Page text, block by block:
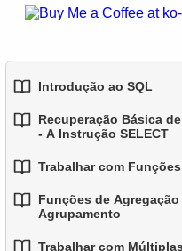
Introdução ao SQL
1.Introdução a Bases
3.Conceitos de Bases
Dados Relacionais
Recuperação Básica
- A Instrução SELECT
1.Selecionando
uma Tabela
Trabalhar com Funções
1.Funções SQL
2.Funções Comuns
Funções de Agregação
Agrupamento
Trabalhar com Múltiplas